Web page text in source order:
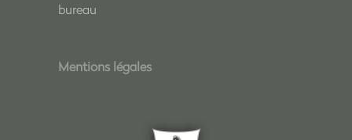
bureau
Mentions légales